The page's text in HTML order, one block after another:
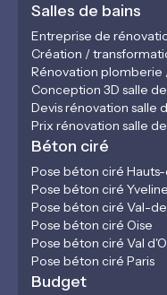
Salles de bains
Entreprise de
Création /
Rénovation plomberie
Conception 3D salle
Devis rénovation salle
Prix rénovation salle
Béton ciré
Pose béton ciré
Pose béton ciré
Pose béton ciré Val-
Pose béton ciré Oise
Pose béton ciré Val
Pose béton ciré Paris
Budget